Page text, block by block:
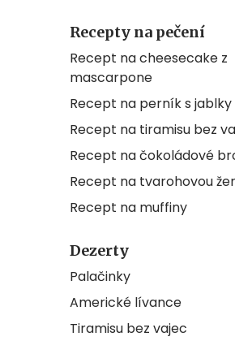
Recepty na pečení
Recept na cheesecake z
mascarpone
Recept na perník s jablky
Recept na tiramisu bez
Recept na čokoládové
Recept na tvarohovou
Recept na muffiny
Dezerty
Palačinky
Americké lívance
Tiramisu bez vajec